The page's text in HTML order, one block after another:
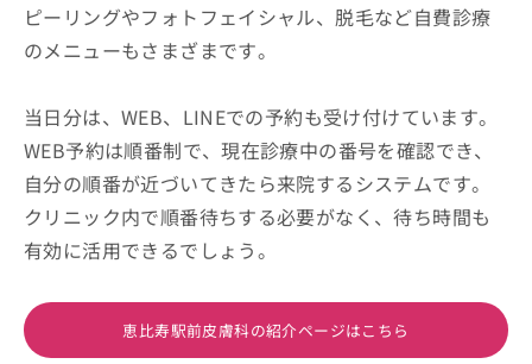
ピーリングやフォトフェイシャル、脱毛など自費診療
のメニューもさまざまです。
当日分は、WEB、LINEでの予約も受け付けています。
WEB予約は順番制で、現在診療中の番号を確認でき、
自分の順番が近づいてきたら来院するシステムです。
クリニック内で順番待ちする必要がなく、待ち時間も
有効に活用できるでしょう。
恵比寿駅前皮膚科の紹介ページはこちら